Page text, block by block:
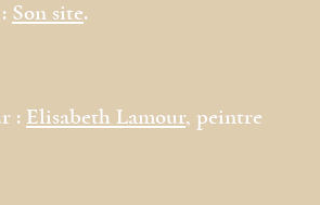
Son site.
:Elisabeth Lamour, peintre